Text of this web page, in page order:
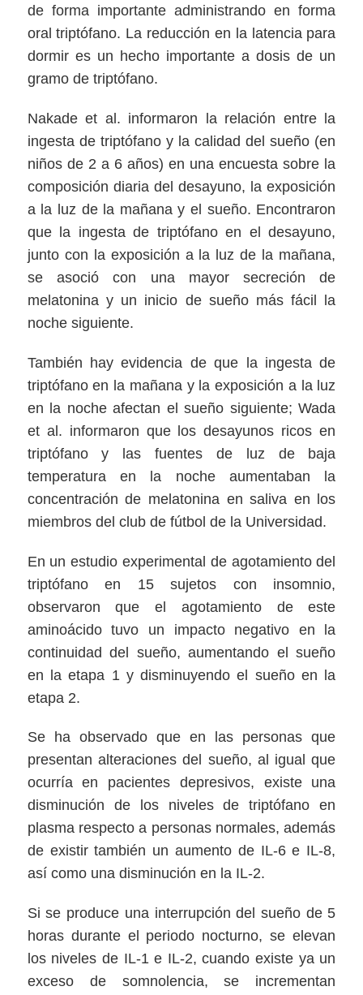
de forma importante administrando en forma
oral triptófano. La reducción en la latencia para
dormir es un hecho importante a dosis de un
gramo de triptófano.
Nakade et al. informaron la relación entre la
ingesta de triptófano y la calidad del sueño (en
niños de 2 a 6 años) en una encuesta sobre la
composición diaria del desayuno, la exposición
a la luz de la mañana y el sueño. Encontraron
que la ingesta de triptófano en el desayuno,
junto con la exposición a la luz de la mañana,
se asoció con una mayor secreción de
melatonina y un inicio de sueño más fácil la
noche siguiente.
También hay evidencia de que la ingesta de
triptófano en la mañana y la exposición a la luz
en la noche afectan el sueño siguiente; Wada
et al. informaron que los desayunos ricos en
triptófano y las fuentes de luz de baja
temperatura en la noche aumentaban la
concentración de melatonina en saliva en los
miembros del club de fútbol de la Universidad.
En un estudio experimental de agotamiento del
triptófano en 15 sujetos con insomnio,
observaron que el agotamiento de este
aminoácido tuvo un impacto negativo en la
continuidad del sueño, aumentando el sueño
en la etapa 1 y disminuyendo el sueño en la
etapa 2.
Se ha observado que en las personas que
presentan alteraciones del sueño, al igual que
ocurría en pacientes depresivos, existe una
disminución de los niveles de triptófano en
plasma respecto a personas normales, además
de existir también un aumento de IL-6 e IL-8,
así como una disminución en la IL-2.
Si se produce una interrupción del sueño de 5
horas durante el periodo nocturno, se elevan
los niveles de IL-1 e IL-2, cuando existe ya un
exceso de somnolencia, se incrementan